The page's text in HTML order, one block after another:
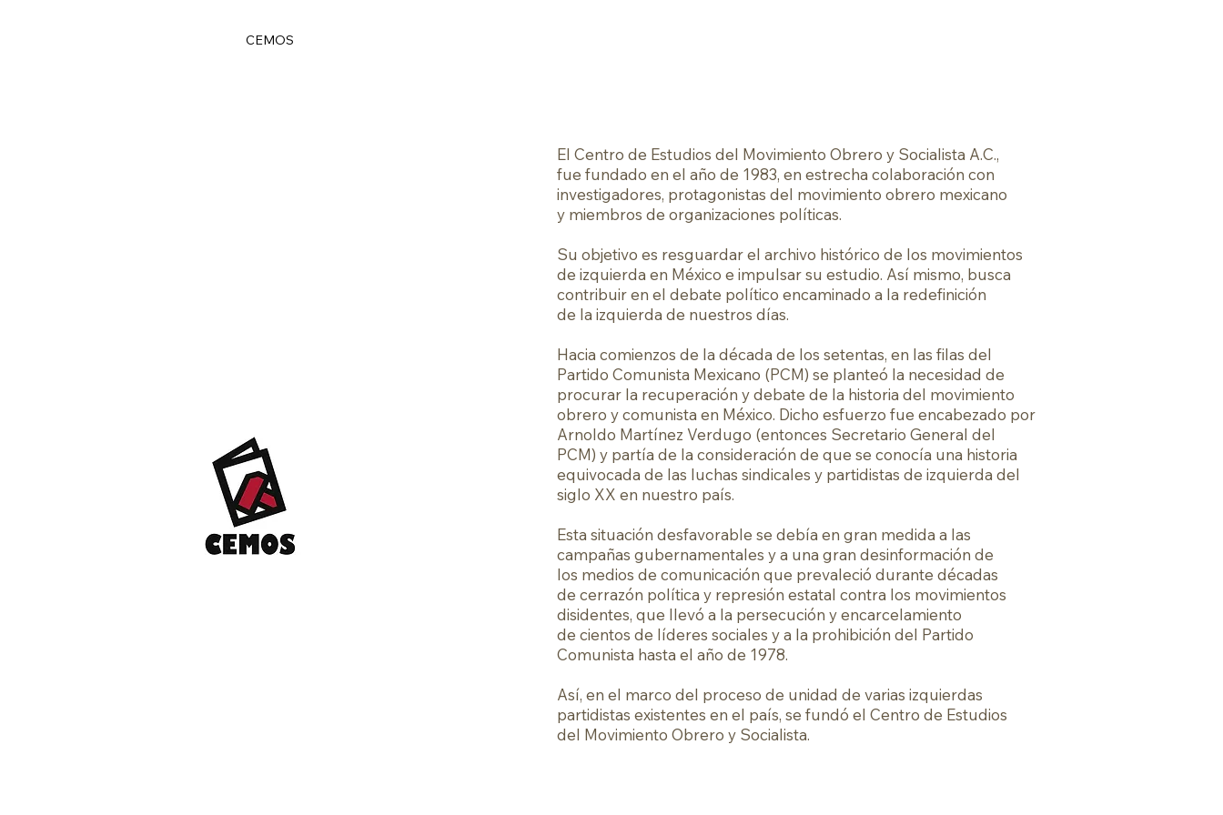
CEMOS
El Centro de Estudios del Movimiento Obrero y Socialista A.C.,
fue fundado en el año de 1983, en estrecha colaboración con
investigadores, protagonistas del movimiento obrero mexicano
y miembros de organizaciones políticas.
Su objetivo es resguardar el archivo histórico de los movimientos
de izquierda en México e impulsar su estudio. Así mismo, busca
contribuir en el debate político encaminado a la redefinición
de la izquierda de nuestros días.
Hacia comienzos de la década de los setentas, en las filas del
Partido Comunista Mexicano (PCM) se planteó la necesidad de
procurar la recuperación y debate de la historia del movimiento
obrero y comunista en México. Dicho esfuerzo fue encabezado por
Arnoldo Martínez Verdugo (entonces Secretario General del
PCM) y partía de la consideración de que se conocía una historia
equivocada de las luchas sindicales y partidistas de izquierda del
siglo XX en nuestro país.
Esta situación desfavorable se debía en gran medida a las
campañas gubernamentales y a una gran desinformación de
los medios de comunicación que prevaleció durante décadas
de cerrazón política y represión estatal contra los movimientos
disidentes, que llevó a la persecución y encarcelamiento
de cientos de líderes sociales y a la prohibición del Partido
Comunista hasta el año de 1978.
Así, en el marco del proceso de unidad de varias izquierdas
partidistas existentes en el país, se fundó el Centro de Estudios
del Movimiento Obrero y Socialista.